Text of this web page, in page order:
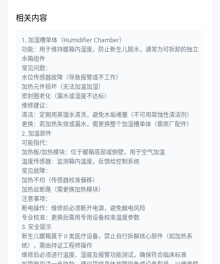
相关内容
1. 加湿槽单体（Humidifier Chamber）
功能：用于维持暖箱内湿度，防止新生儿脱水，通常为可拆卸的独立
水箱组件
常见问题：
水位传感器故障（导致报警或不工作）
加热元件损坏（无法加温加湿）
密封圈老化（漏水或湿度不达标）
维修建议：
清洁：定期用蒸馏水清洗，避免水垢堵塞（不可用腐蚀性清洁剂）
更换：若加热失效或漏水，需更换整个加湿槽单体（需原厂配件）
2. 加温部件
可能指代：
加热板/加热模块：位于暖箱底部或侧壁，用于空气加温
温度传感器：监测箱内温度，反馈给控制系统
常见故障：
加热不均（传感器校准偏移）
加热丝断路（需更换加热模块）
注意事项：
断电操作：维修前必须断开电源，避免触电风险
专业校准：更换后需用专用设备校准温度参数
3. 安全提示
新生儿暖箱属于Ⅱ类医疗设备，禁止自行拆解核心部件（如加热系
统），需由持证工程师操作
维修后必须进行温度、湿度及报警功能测试，确保符合临床标准